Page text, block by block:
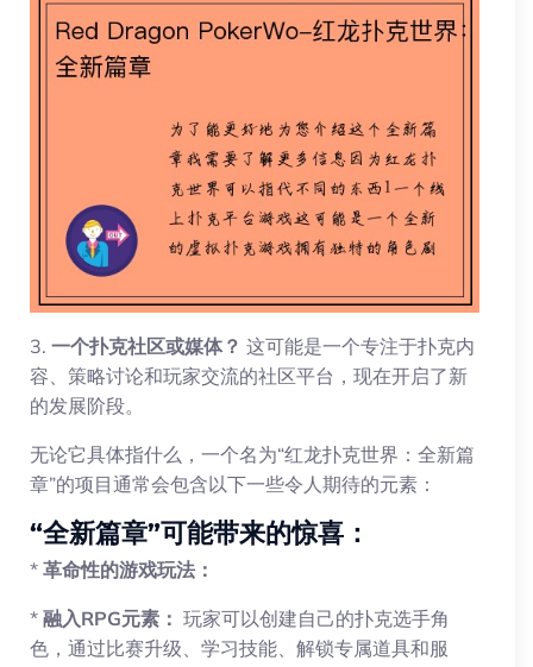
3. 一个扑克社区或媒体？ 这可能是一个专注于扑克内
容、策略讨论和玩家交流的社区平台，现在开启了新
的发展阶段。
无论它具体指什么，一个名为“红龙扑克世界：全新篇
章”的项目通常会包含以下一些令人期待的元素：
“全新篇章”可能带来的惊喜：
* 革命性的游戏玩法：
* 融入RPG元素： 玩家可以创建自己的扑克选手角
色，通过比赛升级、学习技能、解锁专属道具和服